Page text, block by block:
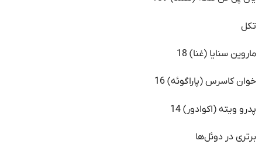
تکل
ماروین سنایا (غنا) 18
خوان کاسرس (پاراگوئه) 16
پدرو ویته (اکوادور) 14
برتری در دوئل‌ها